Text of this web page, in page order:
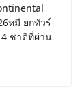
หมี ยกทัวร์
ชาติที่ผ่าน